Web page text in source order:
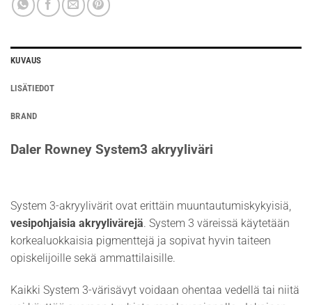
KUVAUS
LISÄTIEDOT
BRAND
Daler Rowney System3 akryyliväri
System 3-akryylivärit ovat erittäin muuntautumiskykyisiä,
vesipohjaisia akryylivärejä. System 3 väreissä käytetään
korkealuokkaisia pigmenttejä ja sopivat hyvin taiteen
opiskelijoille sekä ammattilaisille.
Kaikki System 3-värisävyt voidaan ohentaa vedellä tai niitä